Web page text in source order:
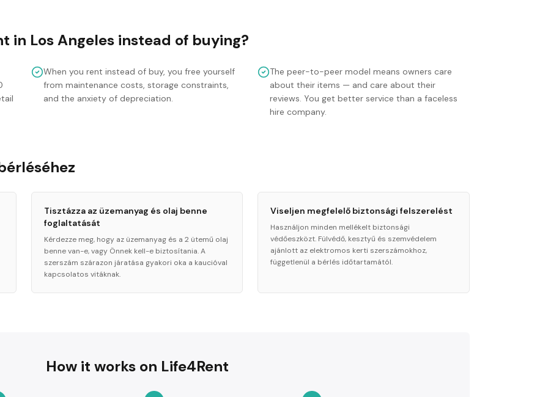
in Los Angeles instead of buying?
When you rent instead of buy, you free yourself
from maintenance costs, storage constraints,
and the anxiety of depreciation.
The peer-to-peer model means owners care
about their items — and care about their
reviews. You get better service than a faceless
hire company.
Tisztázza az üzemanyag és olaj benne
foglaltatását
Kérdezze meg, hogy az üzemanyag és a 2 ütemű olaj
benne van-e, vagy Önnek kell-e biztosítania. A
szerszám szárazon járatása gyakori oka a kaucióval
kapcsolatos vitáknak.
Viseljen megfelelő biztonsági felszerelést
Használjon minden mellékelt biztonsági
védőeszközt. Fülvédő, kesztyű és szemvédelem
ajánlott az elektromos kerti szerszámokhoz,
függetlenül a bérlés időtartamától.
How it works on Life4Rent